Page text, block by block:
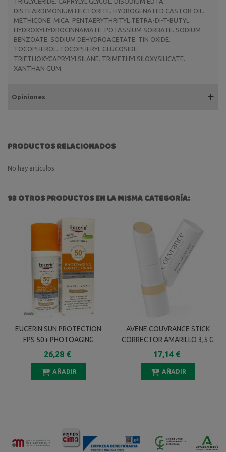
DISTEARDIMONIUM HECTORITE. HYDROGENATED CASTOR OIL.
METHICONE. MICA. PENTAERYTHRITYL TETRA-DI-T-BUTYL
HYDROXYHYDROCINNAMATE. POTASSIUM SORBATE. SODIUM
BENZOATE. SODIUM DEHYDROACETATE. TIN OXIDE.
TOCOPHEROL. TOCOPHERYL GLUCOSIDE.
TRIETHOXYCAPRYLYLSILANE. TRIMETHYLSILOXYSILICATE.
XANTHAN GUM.
Opiniones
PRODUCTOS RELACIONADOS
No hay artículos
93 OTROS PRODUCTOS EN LA MISMA CATEGORÍA:
EUCERIN SUN PROTECTION
FPS 50+ PHOTOAGING
CONTROL TINTED TONO
MEDIO GEL CREMA 50 ML
26,28 €
AÑADIR
AVENE COUVRANCE STICK
CORRECTOR AMARILLO 3,5 G
17,14 €
AÑADIR